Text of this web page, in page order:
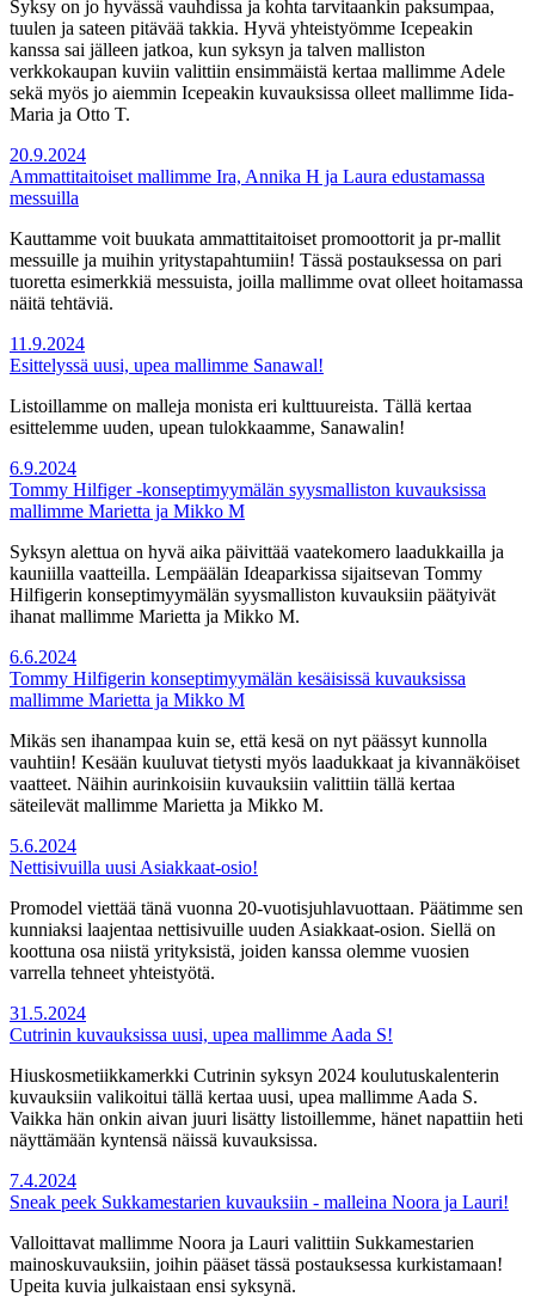
Syksy on jo hyvässä vauhdissa ja kohta tarvitaankin paksumpaa,
tuulen ja sateen pitävää takkia. Hyvä yhteistyömme Icepeakin
kanssa sai jälleen jatkoa, kun syksyn ja talven malliston
verkkokaupan kuviin valittiin ensimmäistä kertaa mallimme Adele
sekä myös jo aiemmin Icepeakin kuvauksissa olleet mallimme Iida-
Maria ja Otto T.
20.9.2024
Ammattitaitoiset mallimme Ira, Annika H ja Laura edustamassa
messuilla
Kauttamme voit buukata ammattitaitoiset promoottorit ja pr-mallit
messuille ja muihin yritystapahtumiin! Tässä postauksessa on pari
tuoretta esimerkkiä messuista, joilla mallimme ovat olleet hoitamassa
näitä tehtäviä.
11.9.2024
Esittelyssä uusi, upea mallimme Sanawal!
Listoillamme on malleja monista eri kulttuureista. Tällä kertaa
esittelemme uuden, upean tulokkaamme, Sanawalin!
6.9.2024
Tommy Hilfiger -konseptimyymälän syysmalliston kuvauksissa
mallimme Marietta ja Mikko M
Syksyn alettua on hyvä aika päivittää vaatekomero laadukkailla ja
kauniilla vaatteilla. Lempäälän Ideaparkissa sijaitsevan Tommy
Hilfigerin konseptimyymälän syysmalliston kuvauksiin päätyivät
ihanat mallimme Marietta ja Mikko M.
6.6.2024
Tommy Hilfigerin konseptimyymälän kesäisissä kuvauksissa
mallimme Marietta ja Mikko M
Mikäs sen ihanampaa kuin se, että kesä on nyt päässyt kunnolla
vauhtiin! Kesään kuuluvat tietysti myös laadukkaat ja kivannäköiset
vaatteet. Näihin aurinkoisiin kuvauksiin valittiin tällä kertaa
säteilevät mallimme Marietta ja Mikko M.
5.6.2024
Nettisivuilla uusi Asiakkaat-osio!
Promodel viettää tänä vuonna 20-vuotisjuhlavuottaan. Päätimme sen
kunniaksi laajentaa nettisivuille uuden Asiakkaat-osion. Siellä on
koottuna osa niistä yrityksistä, joiden kanssa olemme vuosien
varrella tehneet yhteistyötä.
31.5.2024
Cutrinin kuvauksissa uusi, upea mallimme Aada S!
Hiuskosmetiikkamerkki Cutrinin syksyn 2024 koulutuskalenterin
kuvauksiin valikoitui tällä kertaa uusi, upea mallimme Aada S.
Vaikka hän onkin aivan juuri lisätty listoillemme, hänet napattiin heti
näyttämään kyntensä näissä kuvauksissa.
7.4.2024
Sneak peek Sukkamestarien kuvauksiin - malleina Noora ja Lauri!
Valloittavat mallimme Noora ja Lauri valittiin Sukkamestarien
mainoskuvauksiin, joihin pääset tässä postauksessa kurkistamaan!
Upeita kuvia julkaistaan ensi syksynä.